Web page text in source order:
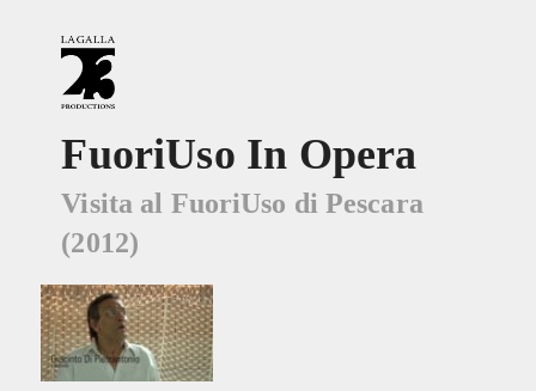
FuoriUso In Opera
Visita al FuoriUso di Pescara
(2012)